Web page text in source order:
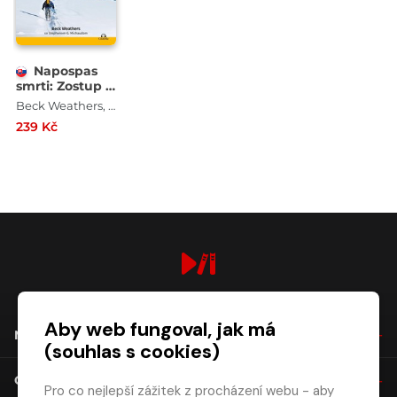
Napospas
smrti: Zostup z
Everestu
Beck Weathers, Stephen G. Michaud
239 Kč
NÁKUP
O SPOLEČNOSTI
Aby web fungoval, jak má
(souhlas s cookies)
Pro co nejlepší zážitek z procházení webu - aby